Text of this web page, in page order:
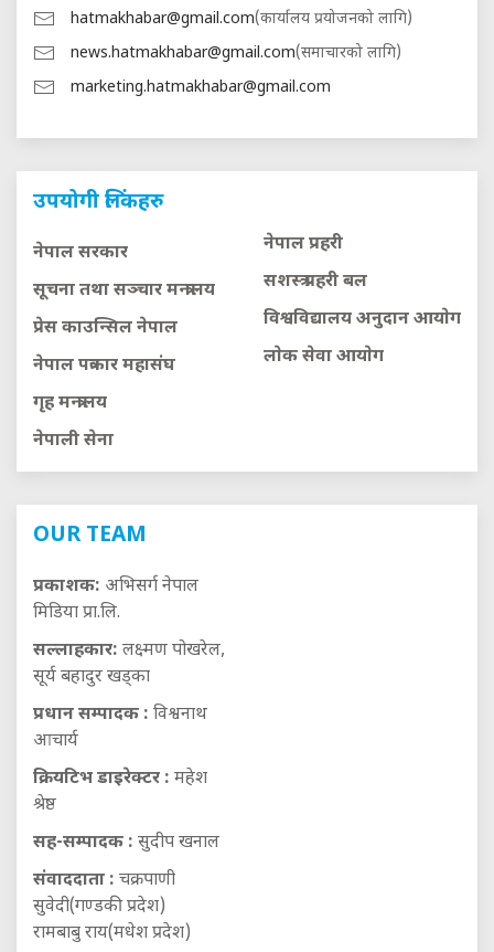
hatmakhabar@gmail.com(कार्यालय प्रयोजनको लागि)
news.hatmakhabar@gmail.com(समाचारको लागि)
marketing.hatmakhabar@gmail.com
उपयोगी लिंकहरु
नेपाल सरकार
सूचना तथा सञ्चार मन्त्रालय
प्रेस काउन्सिल नेपाल
नेपाल पत्रकार महासंघ
गृह मन्त्रालय
नेपाली सेना
नेपाल प्रहरी
सशस्त्र प्रहरी बल
विश्वविद्यालय अनुदान आयाेग
लाेक सेवा आयाेग
OUR TEAM
प्रकाशक: अभिसर्ग नेपाल
मिडिया प्रा.लि.
सल्लाहकार: लक्ष्मण पोखरेल,
सूर्य बहादुर खड्का
प्रधान सम्पादक : विश्वनाथ
आचार्य
क्रियटिभ डाइरेक्टर : महेश
श्रेष्ठ
सह-सम्पादक : सुदीप खनाल
संवाददाता : चक्रपाणी
सुवेदी(गण्डकी प्रदेश)
रामबाबु राय(मधेश प्रदेश)